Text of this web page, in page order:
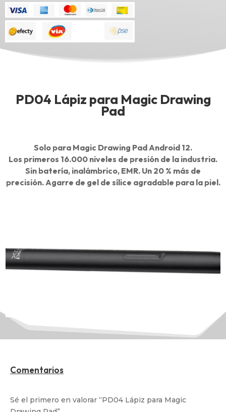
PD04 Lápiz para Magic Drawing
Pad
Solo para Magic Drawing Pad Android 12.
Los primeros 16.000 niveles de presión de la industria.
Sin batería, inalámbrico, EMR. Un 20 % más de
precisión. Agarre de gel de sílice agradable para la piel.
Comentarios
Sé el primero en valorar “PD04 Lápiz para Magic